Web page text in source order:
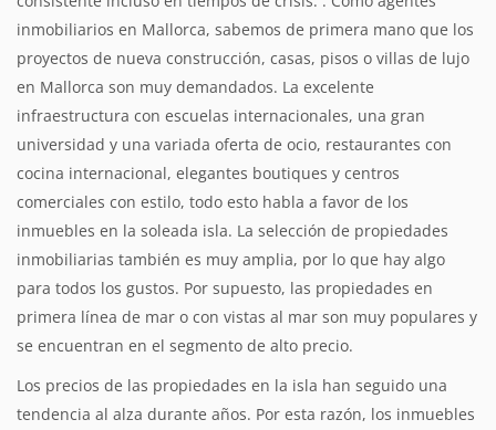
inmobiliarios en Mallorca, sabemos de primera mano que los
proyectos de nueva construcción, casas, pisos o villas de lujo
en Mallorca son muy demandados. La excelente
infraestructura con escuelas internacionales, una gran
universidad y una variada oferta de ocio, restaurantes con
cocina internacional, elegantes boutiques y centros
comerciales con estilo, todo esto habla a favor de los
inmuebles en la soleada isla. La selección de propiedades
inmobiliarias también es muy amplia, por lo que hay algo
para todos los gustos. Por supuesto, las propiedades en
primera línea de mar o con vistas al mar son muy populares y
se encuentran en el segmento de alto precio.
Los precios de las propiedades en la isla han seguido una
tendencia al alza durante años. Por esta razón, los inmuebles